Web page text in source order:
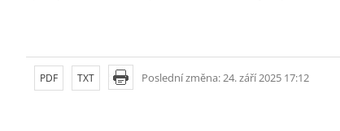
Poslední změna: 24. září 2025 17:12
PDF TXT